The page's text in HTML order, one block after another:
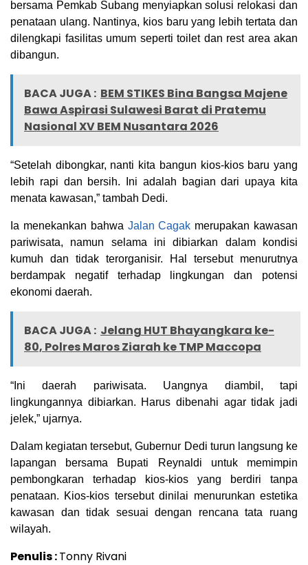
bersama Pemkab Subang menyiapkan solusi relokasi dan
penataan ulang. Nantinya, kios baru yang lebih tertata dan
dilengkapi fasilitas umum seperti toilet dan rest area akan
dibangun.
BACA JUGA : BEM STIKES Bina Bangsa Majene
Bawa Aspirasi Sulawesi Barat di Pratemu
Nasional XV BEM Nusantara 2026
“Setelah dibongkar, nanti kita bangun kios-kios baru yang
lebih rapi dan bersih. Ini adalah bagian dari upaya kita
menata kawasan,” tambah Dedi.
Ia menekankan bahwa Jalan Cagak merupakan kawasan
pariwisata, namun selama ini dibiarkan dalam kondisi
kumuh dan tidak terorganisir. Hal tersebut menurutnya
berdampak negatif terhadap lingkungan dan potensi
ekonomi daerah.
BACA JUGA : Jelang HUT Bhayangkara ke-
80, Polres Maros Ziarah ke TMP Maccopa
“Ini daerah pariwisata. Uangnya diambil, tapi
lingkungannya dibiarkan. Harus dibenahi agar tidak jadi
jelek,” ujarnya.
Dalam kegiatan tersebut, Gubernur Dedi turun langsung ke
lapangan bersama Bupati Reynaldi untuk memimpin
pembongkaran terhadap kios-kios yang berdiri tanpa
penataan. Kios-kios tersebut dinilai menurunkan estetika
kawasan dan tidak sesuai dengan rencana tata ruang
wilayah.
Penulis :Tonny Rivani